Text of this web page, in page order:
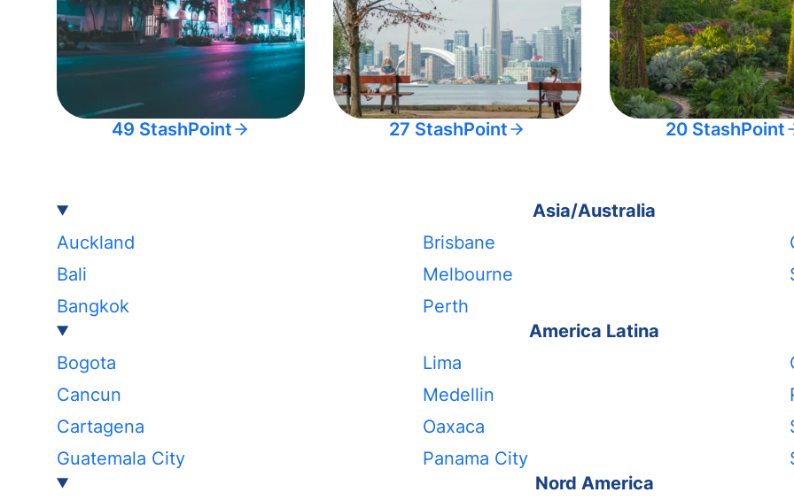
49 StashPoint 27 StashPoint 20 StashPoint
Asia/Australia
Auckland
Bali
Bangkok
Brisbane
Melbourne
Perth
America Latina
Bogota
Cancun
Cartagena
Guatemala City
Lima
Medellin
Oaxaca
Panama City
Nord America